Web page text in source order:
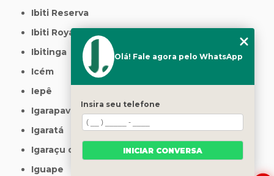
Ibiti Reserva
Ibiti Royal
Ibitinga
Icém
Iepê
Igarapava
Igaratá
Igaraçu do Tietê
Iguape
Olá! Fale agora pelo WhatsApp
Insira seu telefone
INICIAR CONVERSA